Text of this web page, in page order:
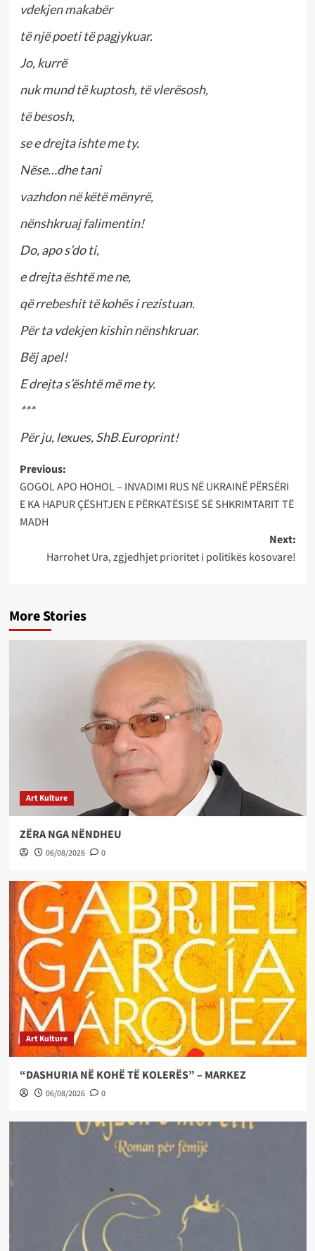
vdekjen makabër
të një poeti të pagjykuar.
Jo, kurrë
nuk mund të kuptosh, të vlerësosh,
të besosh,
se e drejta ishte me ty.
Nëse…dhe tani
vazhdon në këtë mënyrë,
nënshkruaj falimentin!
Do, apo s’do ti,
e drejta është me ne,
që rrebeshit të kohës i rezistuan.
Për ta vdekjen kishin nënshkruar.
Bëj apel!
E drejta s’është më me ty.
***
Për ju, lexues, ShB.Europrint!
Post
navigation
Previous:
GOGOL APO HOHOL – INVADIMI RUS NË UKRAINË PËRSËRI
E KA HAPUR ÇËSHTJEN E PËRKATËSISË SË SHKRIMTARIT TË
MADH
Next:
Harrohet Ura, zgjedhjet prioritet i politikës kosovare!
More Stories
Art Kulture
ZËRA NGA NËNDHEU
06/08/2026 0
Art Kulture
“DASHURIA NË KOHË TË KOLERËS” – MARKEZ
06/08/2026 0